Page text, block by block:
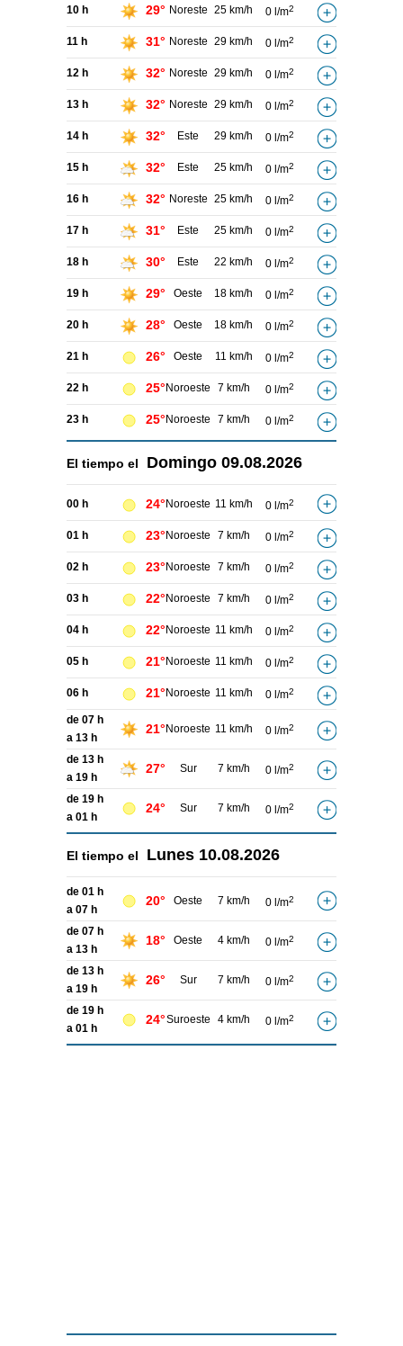
10 h 29° Noreste 25 km/h 0 l/m2
11 h 31° Noreste 29 km/h 0 l/m2
12 h 32° Noreste 29 km/h 0 l/m2
13 h 32° Noreste 29 km/h 0 l/m2
14 h 32° Este 29 km/h 0 l/m2
15 h 32° Este 25 km/h 0 l/m2
16 h 32° Noreste 25 km/h 0 l/m2
17 h 31° Este 25 km/h 0 l/m2
18 h 30° Este 22 km/h 0 l/m2
19 h 29° Oeste 18 km/h 0 l/m2
20 h 28° Oeste 18 km/h 0 l/m2
21 h 26° Oeste 11 km/h 0 l/m2
22 h 25° Noroeste 7 km/h 0 l/m2
23 h 25° Noroeste 7 km/h 0 l/m2
El tiempo el Domingo 09.08.2026
00 h 24° Noroeste 11 km/h 0 l/m2
01 h 23° Noroeste 7 km/h 0 l/m2
02 h 23° Noroeste 7 km/h 0 l/m2
03 h 22° Noroeste 7 km/h 0 l/m2
04 h 22° Noroeste 11 km/h 0 l/m2
05 h 21° Noroeste 11 km/h 0 l/m2
06 h 21° Noroeste 11 km/h 0 l/m2
de 07 h
a 13 h
21° Noroeste 11 km/h 0 l/m2
de 13 h
a 19 h
27° Sur 7 km/h 0 l/m2
de 19 h
a 01 h
24° Sur 7 km/h 0 l/m2
El tiempo el Lunes 10.08.2026
de 01 h
a 07 h
20° Oeste 7 km/h 0 l/m2
de 07 h
a 13 h
18° Oeste 4 km/h 0 l/m2
de 13 h
a 19 h
26° Sur 7 km/h 0 l/m2
de 19 h
a 01 h
24°Suroeste 4 km/h 0 l/m2